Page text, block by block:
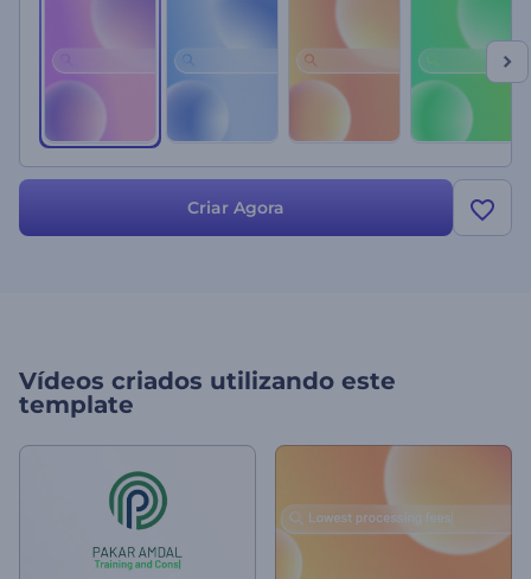
Criar Agora
Vídeos criados utilizando este
template